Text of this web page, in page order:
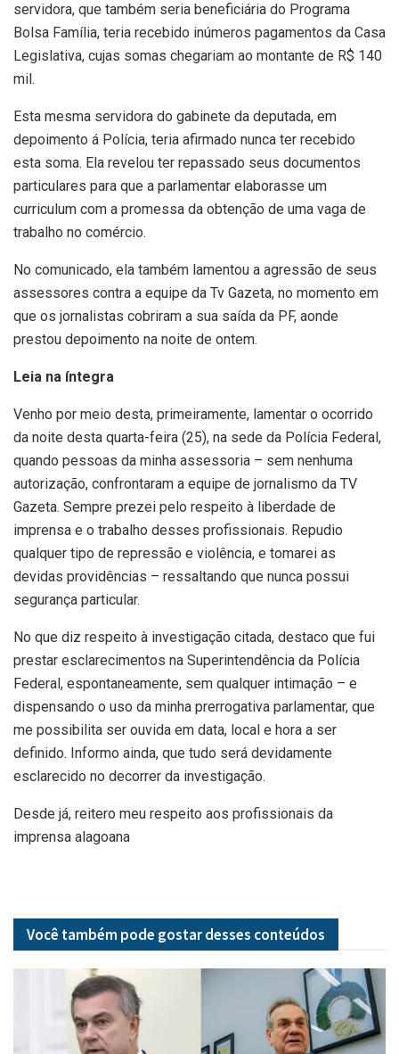
servidora, que também seria beneficiária do Programa
Bolsa Família, teria recebido inúmeros pagamentos da Casa
Legislativa, cujas somas chegariam ao montante de R$ 140
mil.
Esta mesma servidora do gabinete da deputada, em
depoimento á Polícia, teria afirmado nunca ter recebido
esta soma. Ela revelou ter repassado seus documentos
particulares para que a parlamentar elaborasse um
curriculum com a promessa da obtenção de uma vaga de
trabalho no comércio.
No comunicado, ela também lamentou a agressão de seus
assessores contra a equipe da Tv Gazeta, no momento em
que os jornalistas cobriram a sua saída da PF, aonde
prestou depoimento na noite de ontem.
Leia na íntegra
Venho por meio desta, primeiramente, lamentar o ocorrido
da noite desta quarta-feira (25), na sede da Polícia Federal,
quando pessoas da minha assessoria – sem nenhuma
autorização, confrontaram a equipe de jornalismo da TV
Gazeta. Sempre prezei pelo respeito à liberdade de
imprensa e o trabalho desses profissionais. Repudio
qualquer tipo de repressão e violência, e tomarei as
devidas providências – ressaltando que nunca possui
segurança particular.
No que diz respeito à investigação citada, destaco que fui
prestar esclarecimentos na Superintendência da Polícia
Federal, espontaneamente, sem qualquer intimação – e
dispensando o uso da minha prerrogativa parlamentar, que
me possibilita ser ouvida em data, local e hora a ser
definido. Informo ainda, que tudo será devidamente
esclarecido no decorrer da investigação.
Desde já, reitero meu respeito aos profissionais da
imprensa alagoana
Você também pode gostar desses conteúdos